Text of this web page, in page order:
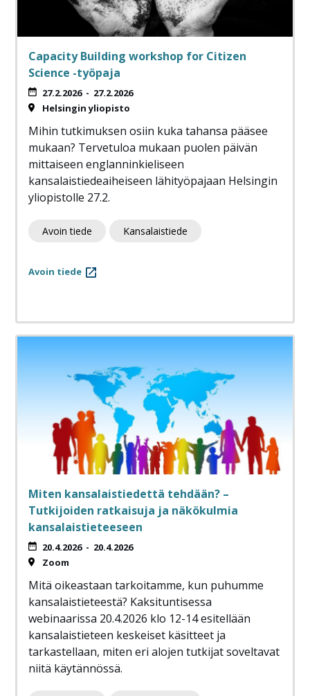
Capacity Building workshop for Citizen
Science -työpaja
27.2.2026- 27.2.2026
Helsingin yliopisto
Mihin tutkimuksen osiin kuka tahansa pääsee
mukaan? Tervetuloa mukaan puolen päivän
mittaiseen englanninkieliseen
kansalaistiedeaiheiseen lähityöpajaan Helsingin
yliopistolle 27.2.
Avoin tiede Kansalaistiede
Avoin tiede
Miten kansalaistiedettä tehdään? –
Tutkijoiden ratkaisuja ja näkökulmia
kansalaistieteeseen
20.4.2026- 20.4.2026
Zoom
Mitä oikeastaan tarkoitamme, kun puhumme
kansalaistieteestä? Kaksituntisessa
webinaarissa 20.4.2026 klo 12-14 esitellään
kansalaistieteen keskeiset käsitteet ja
tarkastellaan, miten eri alojen tutkijat soveltavat
niitä käytännössä.